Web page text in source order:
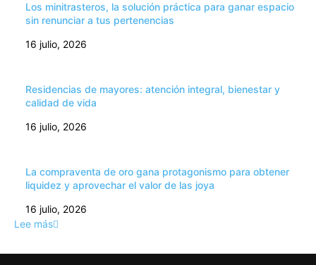
Los minitrasteros, la solución práctica para ganar espacio
sin renunciar a tus pertenencias
16 julio, 2026
Residencias de mayores: atención integral, bienestar y
calidad de vida
16 julio, 2026
La compraventa de oro gana protagonismo para obtener
liquidez y aprovechar el valor de las joya
16 julio, 2026
Lee más